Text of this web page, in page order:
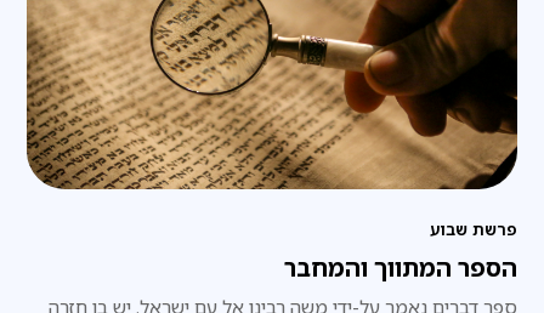
פרשת שבוע
הספר המתווך והמחבר
ספר דברים נאמר על-ידי משה רבינו אל עם ישראל. יש בו חזרה